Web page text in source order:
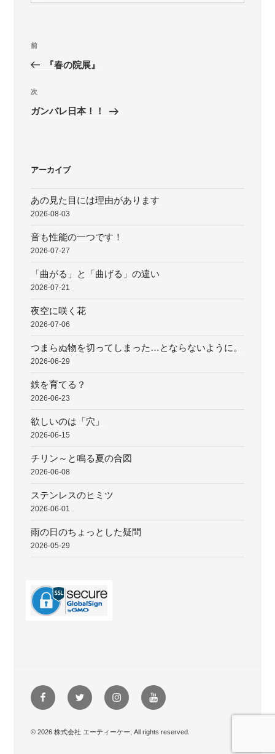
投
ナ
ビ
ゲ
ン
前
の
稿
前
『春の院展』
次
の
次
ガンバレ日本！！
アーカイブ
あの見た目には理由があります
2026-08-03
音も性能の一つです！
2026-07-27
「曲がる」と「曲げる」の違い
2026-07-21
夜空に咲く花
2026-07-06
つまらぬ物を切ってしまった…とならないように。
2026-06-29
鉄を育てる？
2026-06-23
欲しいのは「穴」
2026-06-15
チリン～と鳴る夏の合図
2026-06-08
ステンレスのヒミツ
2026-06-01
雨の日のちょっとした疑問
2026-05-29
FacebookTwitter instagramyoutube
© 2026 株式会社 エーティーケー, All rights reserved.